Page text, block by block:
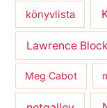
könyvlista
Lawrence Block
Meg Cabot